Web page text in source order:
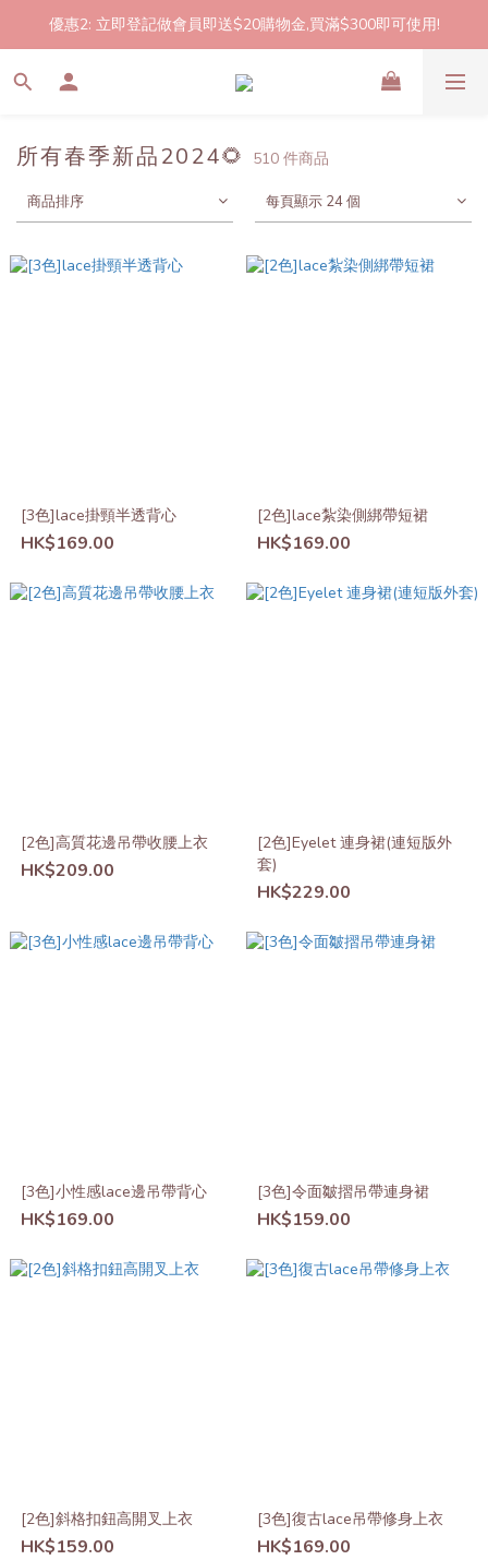
2件起包郵!(反應良好優惠期延長🎉!shop now!)
優惠2: 立即登記做會員即送$20購物金,買滿$300即可使用!
2件起包郵!(反應良好優惠期延長🎉!shop now!)
所有春季新品2024🌻 510 件商品
商品排序 每頁顯示 24 個
[3色]lace掛頸半透背心
HK$169.00
[2色]lace紮染側綁帶短裙
HK$169.00
[2色]高質花邊吊帶收腰上衣
HK$209.00
[2色]Eyelet 連身裙(連短版外
套)
HK$229.00
[3色]小性感lace邊吊帶背心
HK$169.00
[3色]令面皺摺吊帶連身裙
HK$159.00
[2色]斜格扣鈕高開叉上衣
HK$159.00
[3色]復古lace吊帶修身上衣
HK$169.00